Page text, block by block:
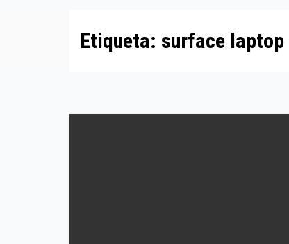
Etiqueta: surface